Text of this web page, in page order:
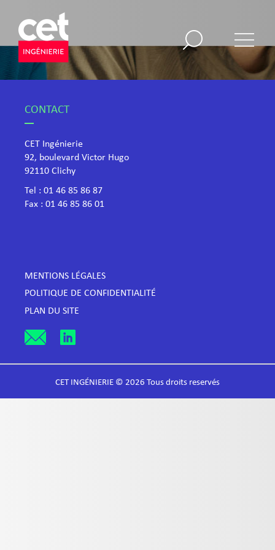
CONTACT
CET Ingénierie
92, boulevard Victor Hugo
​92110 Clichy
Tel : 01 46 85 86 87
Fax : 01 46 85 86 01
MENTIONS LÉGALES
POLITIQUE DE CONFIDENTIALITÉ
PLAN DU SITE
CET INGÉNIERIE © 2026 Tous droits reservés